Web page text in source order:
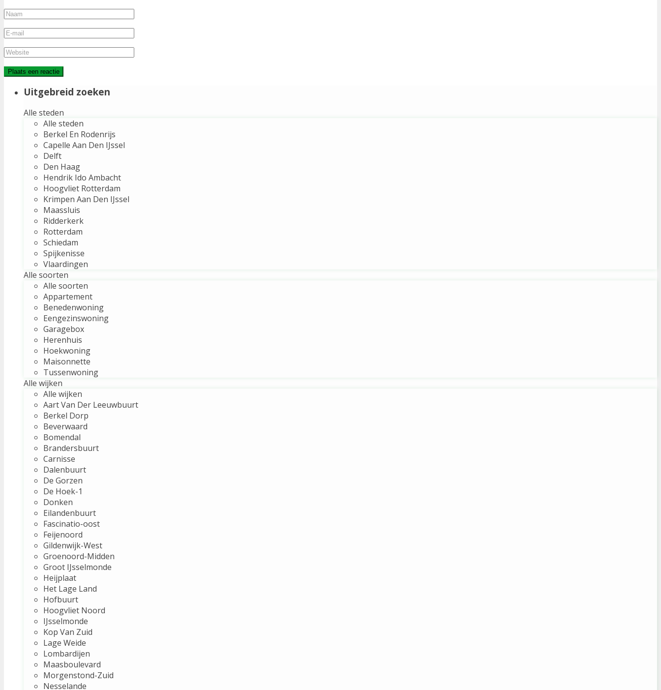
Uitgebreid zoeken
Alle steden
Alle steden
Berkel En Rodenrijs
Capelle Aan Den IJssel
Delft
Den Haag
Hendrik Ido Ambacht
Hoogvliet Rotterdam
Krimpen Aan Den IJssel
Maassluis
Ridderkerk
Rotterdam
Schiedam
Spijkenisse
Vlaardingen
Alle soorten
Alle soorten
Appartement
Benedenwoning
Eengezinswoning
Garagebox
Herenhuis
Hoekwoning
Maisonnette
Tussenwoning
Alle wijken
Alle wijken
Aart Van Der Leeuwbuurt
Berkel Dorp
Beverwaard
Bomendal
Brandersbuurt
Carnisse
Dalenbuurt
De Gorzen
De Hoek-1
Donken
Eilandenbuurt
Fascinatio-oost
Feijenoord
Gildenwijk-West
Groenoord-Midden
Groot IJsselmonde
Heijplaat
Het Lage Land
Hofbuurt
Hoogvliet Noord
IJsselmonde
Kop Van Zuid
Lage Weide
Lombardijen
Maasboulevard
Morgenstond-Zuid
Nesselande